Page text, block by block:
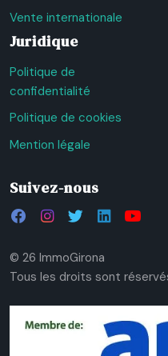
Vente internationale
Juridique
Politique de
confidentialité
Politique de cookies
Mention légale
Suivez-nous
© 26 ImmoGirona
Tous les droits sont